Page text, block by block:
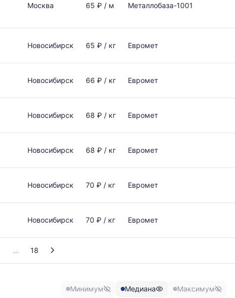
Москва 65 ₽ / м Металлобаза-1001
Новосибирск 65 ₽ / кг Евромет
Новосибирск 66 ₽ / кг Евромет
Новосибирск 68 ₽ / кг Евромет
Новосибирск 68 ₽ / кг Евромет
Новосибирск 70 ₽ / кг Евромет
Новосибирск 70 ₽ / кг Евромет
18
Минимум Медиана Максимум